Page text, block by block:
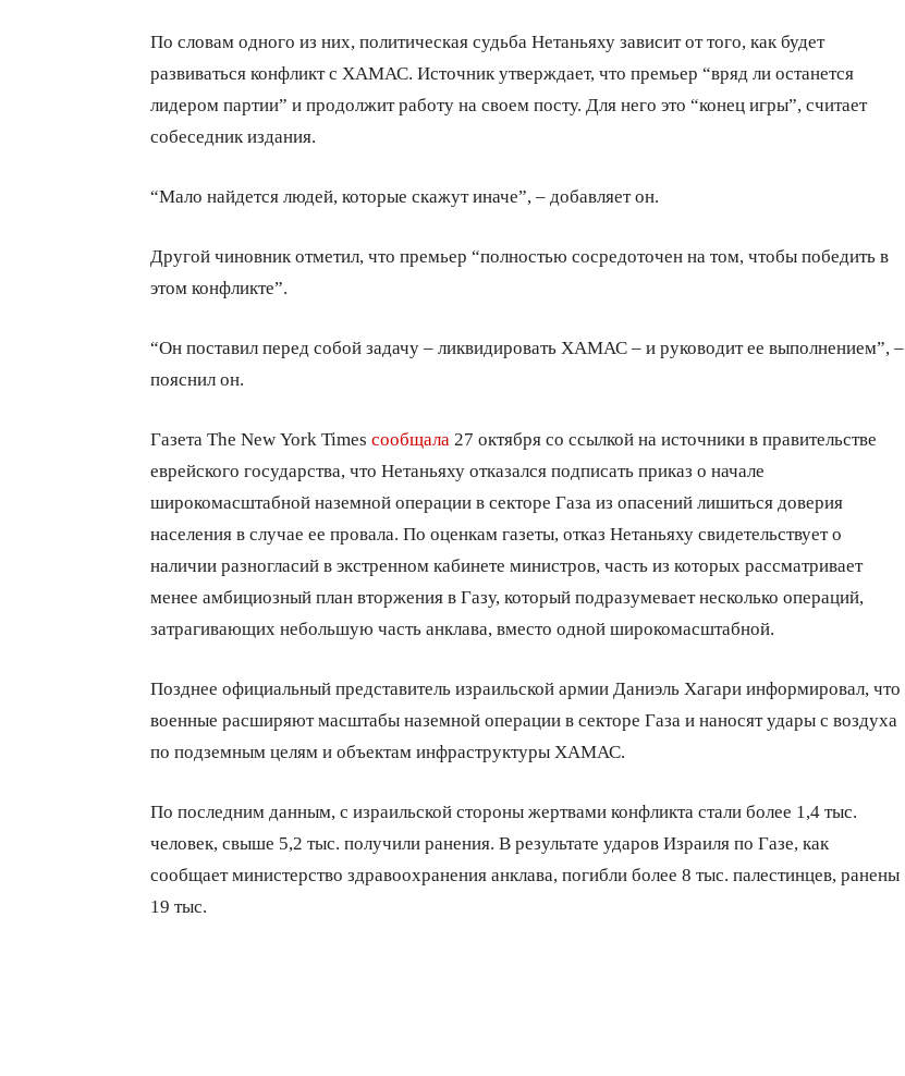
По словам одного из них, политическая судьба Нетаньяху зависит от того, как будет
развиваться конфликт с ХАМАС. Источник утверждает, что премьер “вряд ли останется
лидером партии” и продолжит работу на своем посту. Для него это “конец игры”, считает
собеседник издания.
“Мало найдется людей, которые скажут иначе”, – добавляет он.
Другой чиновник отметил, что премьер “полностью сосредоточен на том, чтобы победить в
этом конфликте”.
“Он поставил перед собой задачу – ликвидировать ХАМАС – и руководит ее выполнением”, –
пояснил он.
Газета The New York Times сообщала 27 октября со ссылкой на источники в правительстве
еврейского государства, что Нетаньяху отказался подписать приказ о начале
широкомасштабной наземной операции в секторе Газа из опасений лишиться доверия
населения в случае ее провала. По оценкам газеты, отказ Нетаньяху свидетельствует о
наличии разногласий в экстренном кабинете министров, часть из которых рассматривает
менее амбициозный план вторжения в Газу, который подразумевает несколько операций,
затрагивающих небольшую часть анклава, вместо одной широкомасштабной.
Позднее официальный представитель израильской армии Даниэль Хагари информировал, что
военные расширяют масштабы наземной операции в секторе Газа и наносят удары с воздуха
по подземным целям и объектам инфраструктуры ХАМАС.
По последним данным, с израильской стороны жертвами конфликта стали более 1,4 тыс.
человек, свыше 5,2 тыс. получили ранения. В результате ударов Израиля по Газе, как
сообщает министерство здравоохранения анклава, погибли более 8 тыс. палестинцев, ранены
19 тыс.